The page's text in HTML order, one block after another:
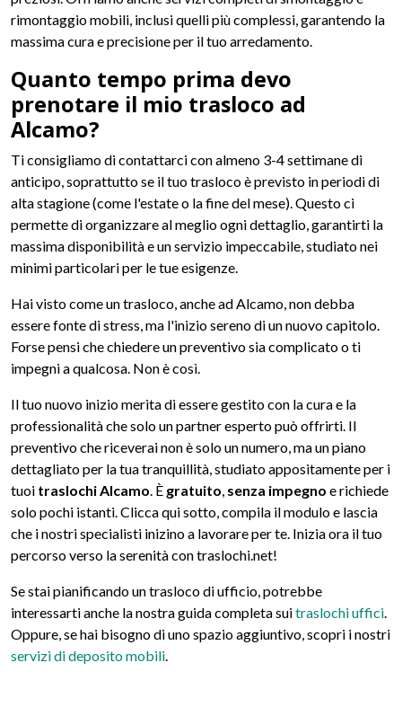
rimontaggio mobili, inclusi quelli più complessi, garantendo la
massima cura e precisione per il tuo arredamento.
Quanto tempo prima devo
prenotare il mio trasloco ad
Alcamo?
Ti consigliamo di contattarci con almeno 3-4 settimane di
anticipo, soprattutto se il tuo trasloco è previsto in periodi di
alta stagione (come l'estate o la fine del mese). Questo ci
permette di organizzare al meglio ogni dettaglio, garantirti la
massima disponibilità e un servizio impeccabile, studiato nei
minimi particolari per le tue esigenze.
Hai visto come un trasloco, anche ad Alcamo, non debba
essere fonte di stress, ma l'inizio sereno di un nuovo capitolo.
Forse pensi che chiedere un preventivo sia complicato o ti
impegni a qualcosa. Non è così.
Il tuo nuovo inizio merita di essere gestito con la cura e la
professionalità che solo un partner esperto può offrirti. Il
preventivo che riceverai non è solo un numero, ma un piano
dettagliato per la tua tranquillità, studiato appositamente per i
tuoi traslochi Alcamo. È gratuito, senza impegno e richiede
solo pochi istanti. Clicca qui sotto, compila il modulo e lascia
che i nostri specialisti inizino a lavorare per te. Inizia ora il tuo
percorso verso la serenità con traslochi.net!
Se stai pianificando un trasloco di ufficio, potrebbe
interessarti anche la nostra guida completa suitraslochi uffici.
Oppure, se hai bisogno di uno spazio aggiuntivo, scopri i nostri
servizi di deposito mobili.